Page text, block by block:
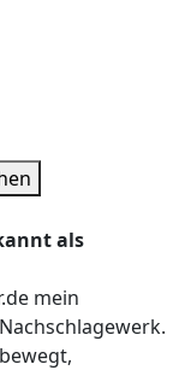
als
mein